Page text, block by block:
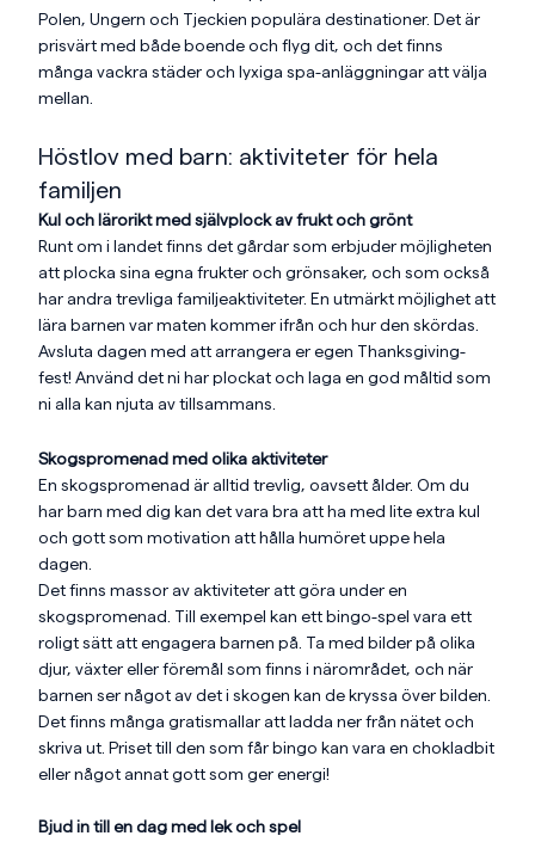
Polen, Ungern och Tjeckien populära destinationer. Det är
prisvärt med både boende och flyg dit, och det finns
många vackra städer och lyxiga spa-anläggningar att välja
mellan.
Höstlov med barn: aktiviteter för hela
familjen
Kul och lärorikt med självplock av frukt och grönt
Runt om i landet finns det gårdar som erbjuder möjligheten
att plocka sina egna frukter och grönsaker, och som också
har andra trevliga familjeaktiviteter. En utmärkt möjlighet att
lära barnen var maten kommer ifrån och hur den skördas.
Avsluta dagen med att arrangera er egen Thanksgiving-
fest! Använd det ni har plockat och laga en god måltid som
ni alla kan njuta av tillsammans.
Skogspromenad med olika aktiviteter
En skogspromenad är alltid trevlig, oavsett ålder. Om du
har barn med dig kan det vara bra att ha med lite extra kul
och gott som motivation att hålla humöret uppe hela
dagen.
Det finns massor av aktiviteter att göra under en
skogspromenad. Till exempel kan ett bingo-spel vara ett
roligt sätt att engagera barnen på. Ta med bilder på olika
djur, växter eller föremål som finns i närområdet, och när
barnen ser något av det i skogen kan de kryssa över bilden.
Det finns många gratismallar att ladda ner från nätet och
skriva ut. Priset till den som får bingo kan vara en chokladbit
eller något annat gott som ger energi!
Bjud in till en dag med lek och spel